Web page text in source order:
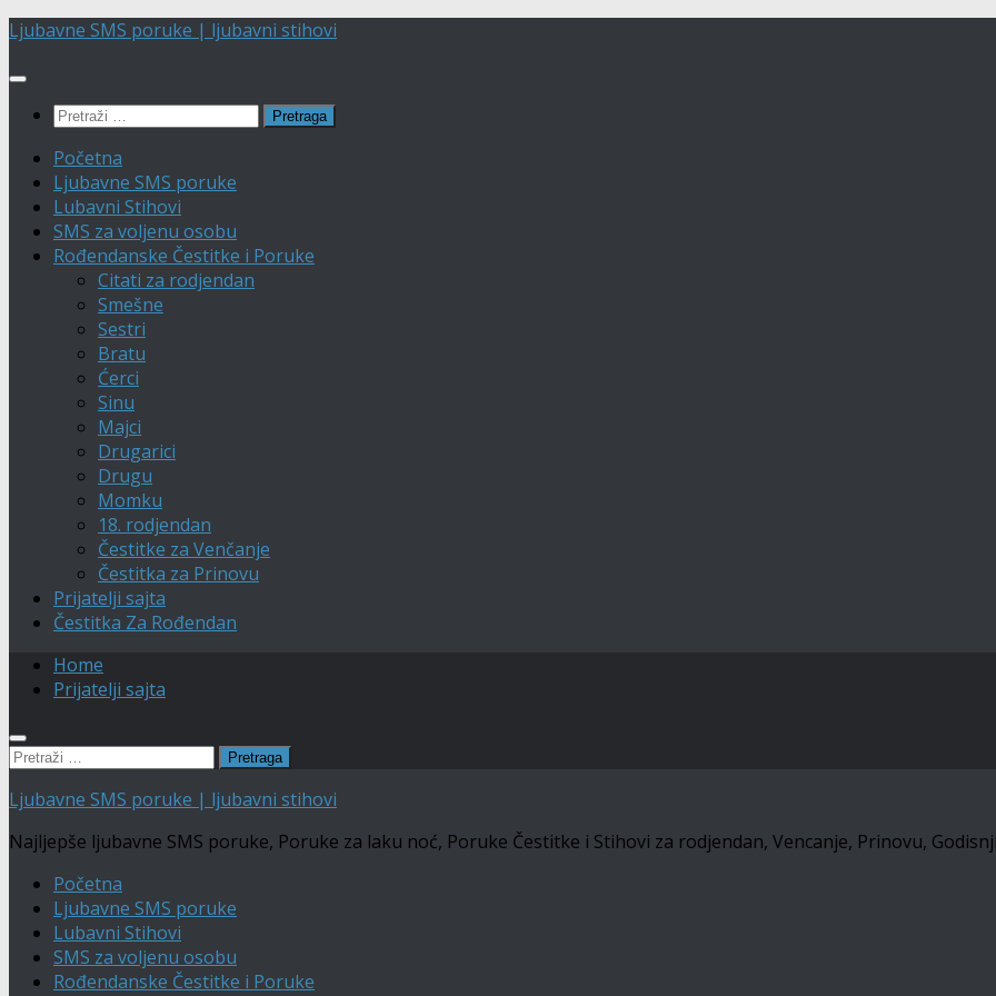
Skip
content
Ljubavne SMS poruke | ljubavni stihovi
Pretraga:
Početna
Ljubavne SMS poruke
Lubavni Stihovi
SMS za voljenu osobu
Rođendanske Čestitke i Poruke
Citati za rodjendan
Smešne
Sestri
Bratu
Ćerci
Sinu
Majci
Drugarici
Drugu
Momku
18. rodjendan
Čestitke za Venčanje
Čestitka za Prinovu
Prijatelji sajta
Čestitka Za Rođendan
Home
Prijatelji sajta
Pretraga:
Ljubavne SMS poruke | ljubavni stihovi
Najljepše ljubavne SMS poruke, Poruke za laku noć, Poruke Čestitke i Stihovi za rodjendan, Vencanje, Prinovu,
Početna
Ljubavne SMS poruke
Lubavni Stihovi
SMS za voljenu osobu
Rođendanske Čestitke i Poruke